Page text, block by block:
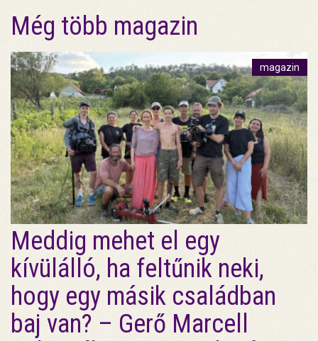
Még több magazin
magazin
Meddig mehet el egy
kívülálló, ha feltűnik neki,
hogy egy másik családban
baj van? – Gerő Marcell